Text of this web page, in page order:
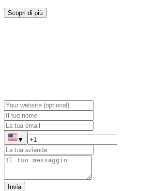
Scopri di più
▼
Invia